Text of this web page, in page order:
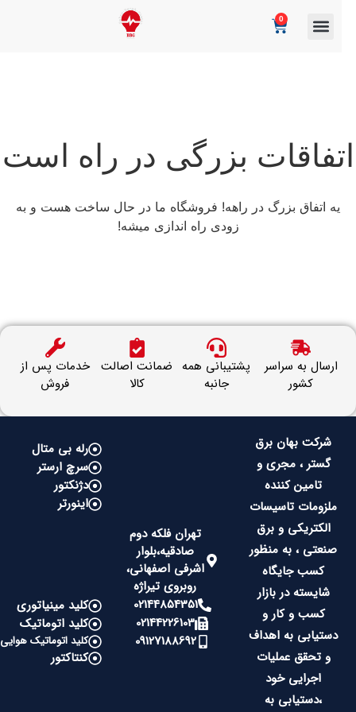
بزرگی در راه است
یه اتفاق بزرگ در راهه! فروشگاه ما در حال ساخت هست و به
زودی راه اندازی میشه!
ارسال به سراسر
کشور
پشتیبانی همه
جانبه
ضمانت اصالت
کالا
خدمات پس از
فروش
شرکت بهان برق
گستر ، مجری و
تامین کننده
ملزومات تاسیسات
الکتریکی و برق
صنعتی ، به منظور
کسب جایگاه
شایسته در بازار
کسب و کار و
دستیابی به اهداف
و تحقق عملیات
اجرایی خود
،دستیابی به
تهران فلکه دوم
صادقیه،بلوار
اشرفی اصفهانی،
روبروی تیراژه
02144854351
02144226103
09127188692
رله بی متال
سرچ ارستر
دژنکتور
اینورتر
کلید مینیاتوری
کلید اتوماتیک
کلید اتوماتیک هوایی
کنتاکتور